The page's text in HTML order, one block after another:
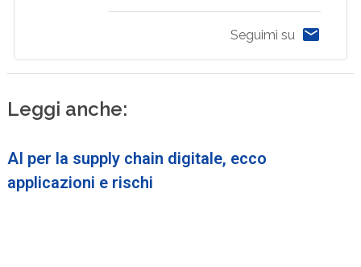
Seguimi su
Leggi anche:
AI per la supply chain digitale, ecco
applicazioni e rischi